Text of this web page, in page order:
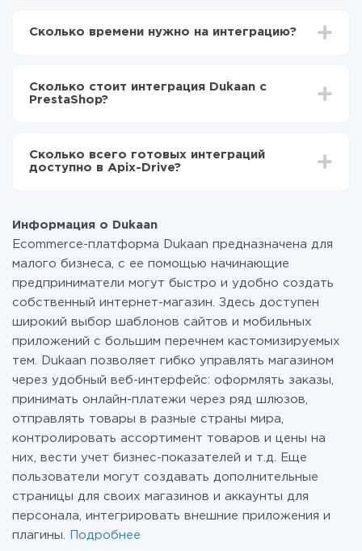
Выбираете какие данные передавать из Dukaan в
Теперь данные будут автоматически
передаваться из Dukaan в PrestaShop
Сколько времени нужно на интеграцию?
отличаться и составлять от 5-ти до 30-минут. В
среднем настройка занимает 10-15 минут.
Сколько стоит интеграция Dukaan с
PrestaShop?
функционал. Вы оплачиваете только количество
данных, которые по факту передаются из одной
перейти на платный, при необходимости. Подробнее
отарифах
Сколько всего готовых интеграций
доступно в Apix-Drive?
Информация о Dukaan
Ecommerce-платформа Dukaan предназначена для
малого бизнеса, с ее помощью начинающие
предприниматели могут быстро и удобно создать
собственный интернет-магазин. Здесь доступен
широкий выбор шаблонов сайтов и мобильных
приложений с большим перечнем кастомизируемых
тем. Dukaan позволяет гибко управлять магазином
через удобный веб-интерфейс: оформлять заказы,
принимать онлайн-платежи через ряд шлюзов,
отправлять товары в разные страны мира,
контролировать ассортимент товаров и цены на
них, вести учет бизнес-показателей и т.д. Еще
пользователи могут создавать дополнительные
страницы для своих магазинов и аккаунты для
персонала, интегрировать внешние приложения и
плагины.
Подробнее